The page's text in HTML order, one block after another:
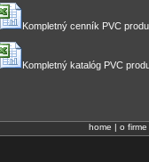
Kompletný cenník PVC
Kompletný katalóg PVC
home | o firme